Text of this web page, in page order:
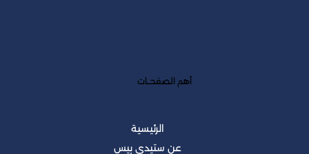
أهم الصفحــات
الرئيسية
عن ستيدي بيس